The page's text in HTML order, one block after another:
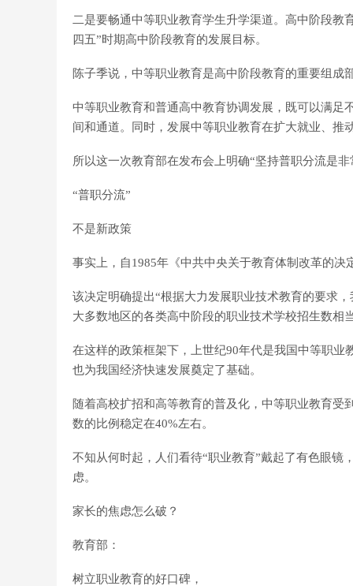
二是要畅通中等职业教育学生升学渠道。高中阶段
四五”时期高中阶段教育的发展目标。
陈子季说，中等职业教育是高中阶段教育的重要组
中等职业教育和普通高中教育协调发展，既可以满足
间和通道。同时，发展中等职业教育在扩大就业、推
所以这一次教育部在发布会上明确“坚持普职分流是非
“普职分流”
不是新政策
事实上，自1985年《中共中央关于教育体制改革的
该决定明确提出“根据大力发展职业技术教育的要求
大多数地区的各类高中阶段的职业技术学校招生数相
在这样的政策框架下，上世纪90年代是我国中等职
也为我国经济快速发展奠定了基础。
随着高校扩招和高等教育的普及化，中等职业教育
数的比例稳定在40%左右。
不知从何时起，人们看待“职业教育”戴起了有色眼
虑。
家长的焦虑怎么破？
教育部：
树立职业教育的好口碑，